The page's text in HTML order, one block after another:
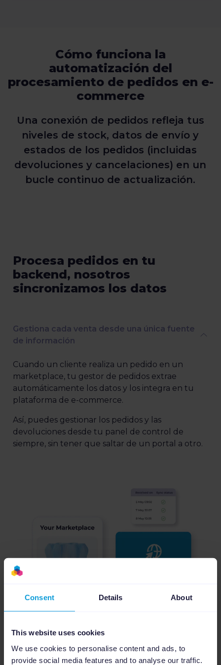
Consent Details About
This website uses cookies
We use cookies to personalise content and ads, to
provide social media features and to analyse our traffic.
Cómo funciona la
automatización del
procesamiento de pedidos en e-
commerce
Una conexión de pedidos refleja tus
niveles de stock, datos de envío y
estados de los pedidos (incluidas
devoluciones y cancelaciones) en un
bucle continuo de actualización.
Procesa pedidos en tu
backend, nosotros
sincronizamos los datos
Gestiona cada venta desde una única fuente
de información
Cuando un cliente realiza un pedido en un
marketplace, tu gestor de pedidos extrae
automáticamente los datos y los integra en tu
plataforma de e-commerce.
Así, puedes gestionar los pedidos y las
devoluciones desde tu panel de control de
siempre, sin tener que saltar de un portal a otro.